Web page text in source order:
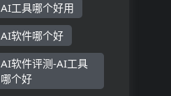
AI工具哪个好用
AI软件哪个好
AI软件评测-AI工具
哪个好